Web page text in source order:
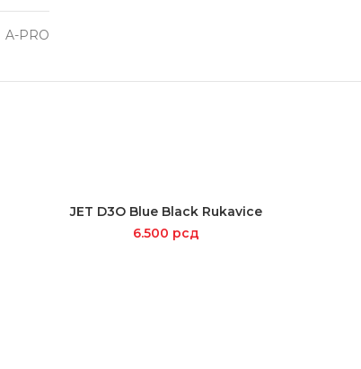
A-PRO
SELECT OPTIONS
JET D3O Blue Black Rukavice
6.500 рсд